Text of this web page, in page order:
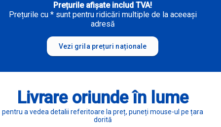
Prețurile afișate includ TVA!
Prețurile cu * sunt pentru ridicări multiple de la aceeași
adresă
Vezi grila prețuri naționale
Livrare oriunde în lume
pentru a vedea detalii referitoare la preț, puneți mouse-ul pe țara
dorită